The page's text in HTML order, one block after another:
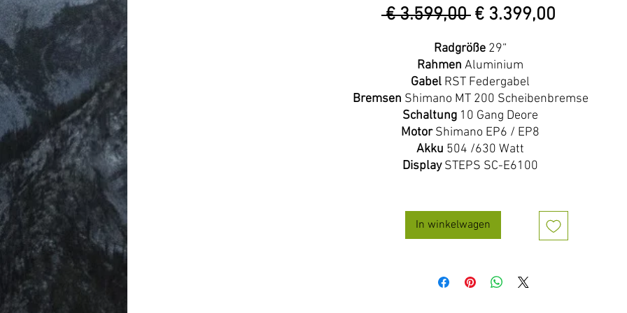
€ 3.599,00 Normale
prijs
€ 3.399,00
Radgröße 29“
Rahmen Aluminium
Gabel RST Federgabel
Bremsen Shimano MT 200 Scheibenbremse
Schaltung 10 Gang Deore
MotorShimano EP6 / EP8
Akku 504 /630 Watt
DisplaySTEPS SC-E6100
In winkelwagen